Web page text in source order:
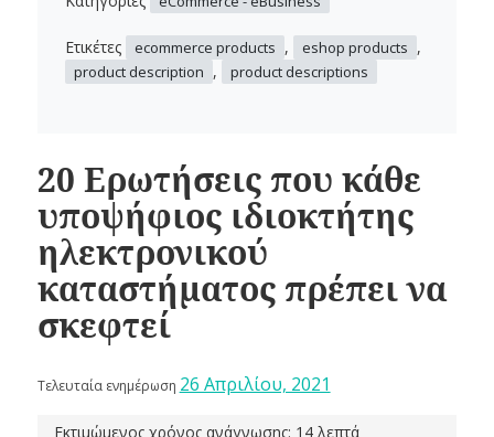
Ετικέτες ecommerce products , eshop products ,
product description , product descriptions
20 Ερωτήσεις που κάθε
υποψήφιος ιδιοκτήτης
ηλεκτρονικού
καταστήματος πρέπει να
σκεφτεί
Τελευταία ενημέρωση 26 Απριλίου, 2021
Εκτιμώμενος χρόνος ανάγνωσης: 14 λεπτά